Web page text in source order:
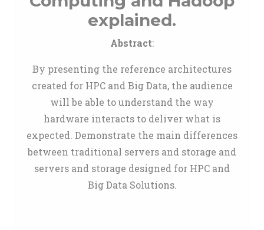
explained.
Abstract:
By presenting the reference architectures
created for HPC and Big Data, the audience
will be able to understand the way
hardware interacts to deliver what is
expected. Demonstrate the main differences
between traditional servers and storage and
servers and storage designed for HPC and
Big Data Solutions.